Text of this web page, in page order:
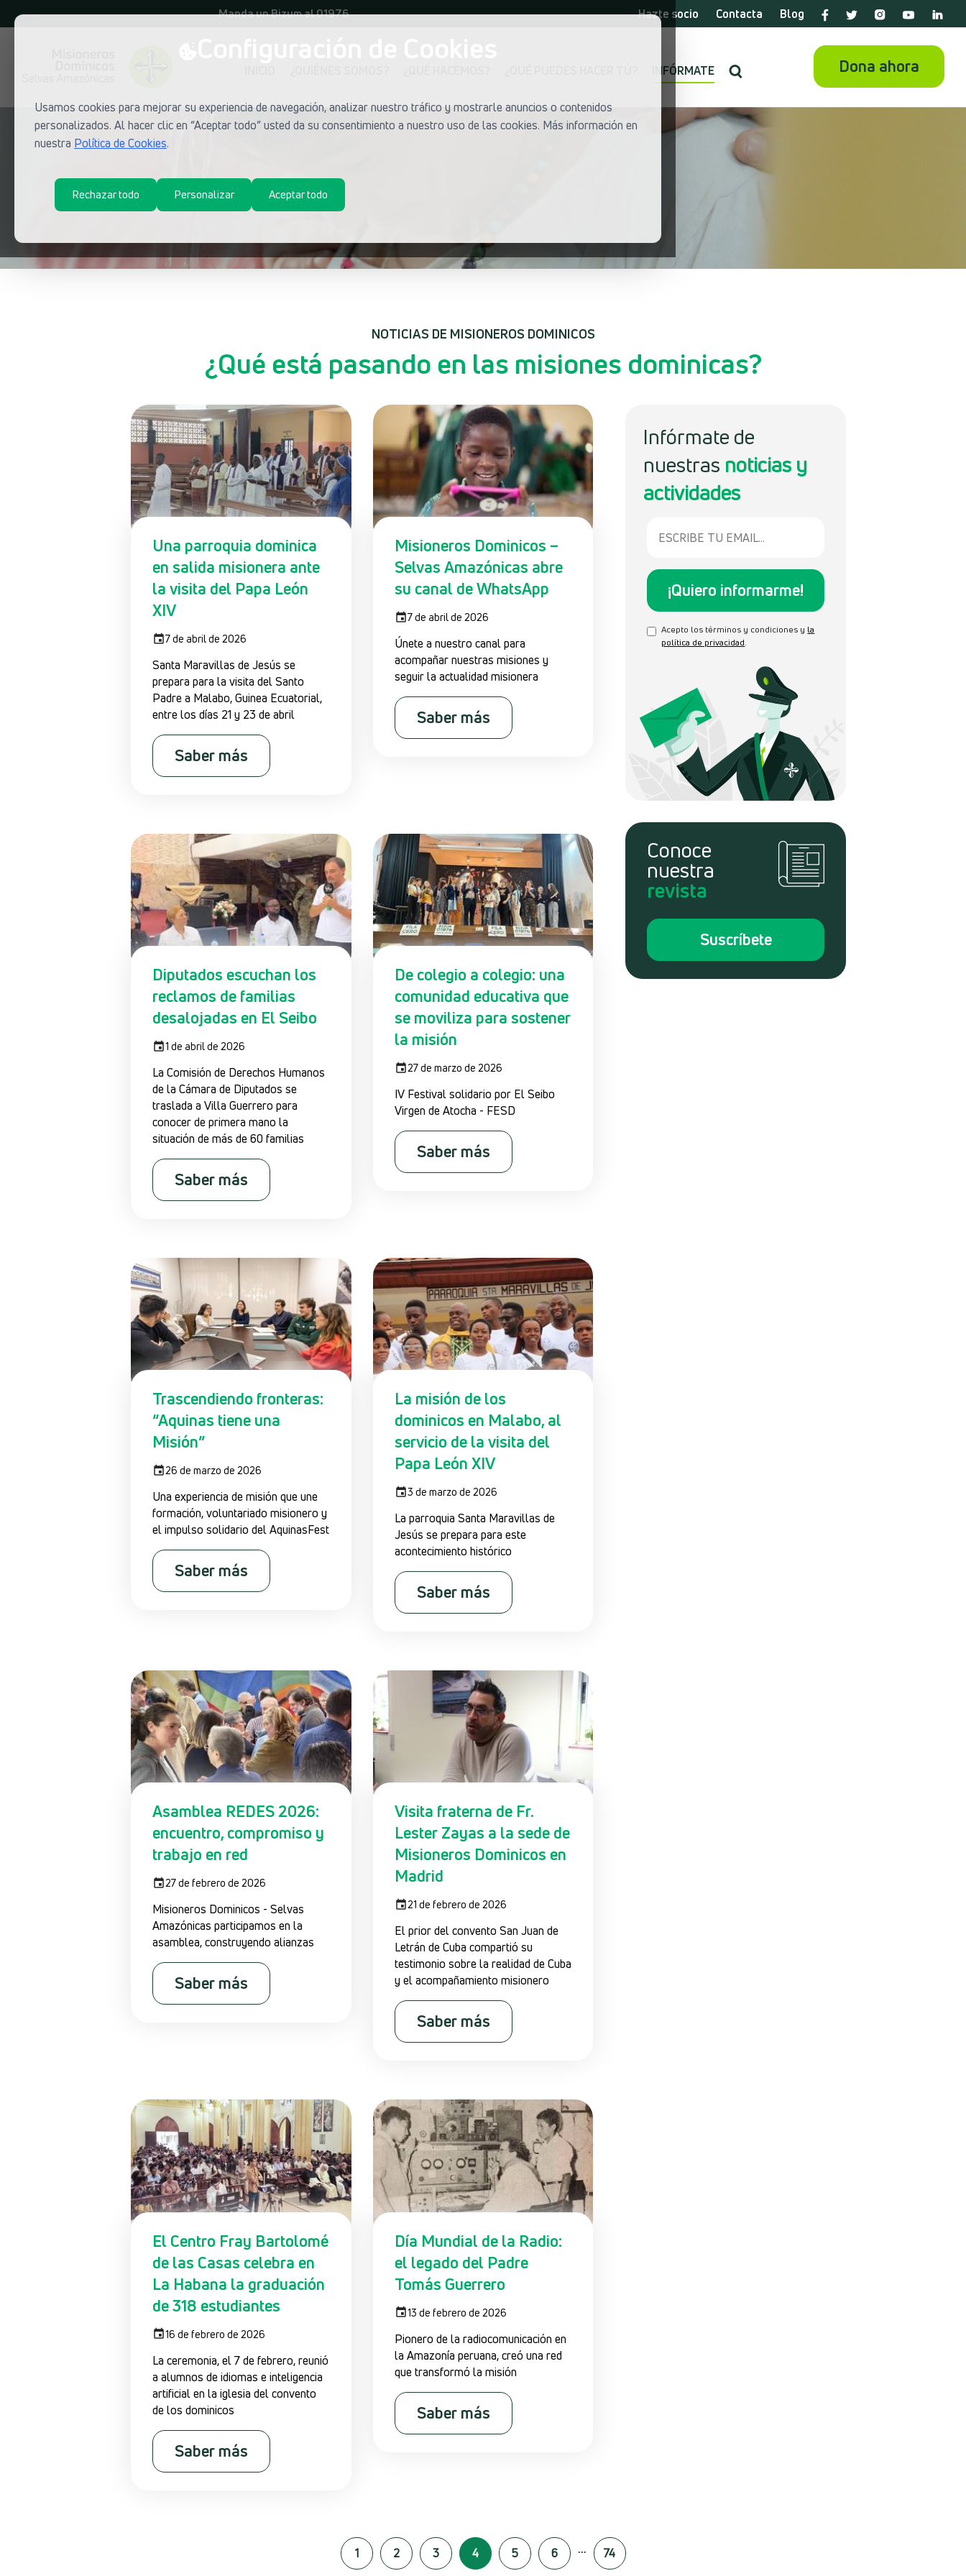
Usamos cookies para mejorar su experiencia de navegación, analizar nuestro tráfico y mostrarle anuncios o contenidos
personalizados. Al hacer clic en “Aceptar todo” usted da su consentimiento a nuestro uso de las cookies. Más información en
nuestra Política de Cookies.
Rechazar todo Personalizar Aceptar todo
Manda un Bizum al 01976 Hazte socio Contacta Blog
INFÓRMATE Dona ahora
NOTICIAS DE MISIONEROS DOMINICOS
¿Qué está pasando en las misiones dominicas?
Una parroquia dominica
en salida misionera ante
la visita del Papa León
XIV
7 de abril de 2026
Santa Maravillas de Jesús se
prepara para la visita del Santo
Padre a Malabo, Guinea Ecuatorial,
entre los días 21 y 23 de abril
Saber más
Misioneros Dominicos –
Selvas Amazónicas abre
su canal de WhatsApp
7 de abril de 2026
Únete a nuestro canal para
acompañar nuestras misiones y
seguir la actualidad misionera
Saber más
Diputados escuchan los
reclamos de familias
desalojadas en El Seibo
1 de abril de 2026
La Comisión de Derechos Humanos
de la Cámara de Diputados se
traslada a Villa Guerrero para
conocer de primera mano la
situación de más de 60 familias
Saber más
De colegio a colegio: una
comunidad educativa que
se moviliza para sostener
la misión
27 de marzo de 2026
IV Festival solidario por El Seibo
Virgen de Atocha - FESD
Saber más
Trascendiendo fronteras:
“Aquinas tiene una
Misión”
26 de marzo de 2026
Una experiencia de misión que une
formación, voluntariado misionero y
el impulso solidario del AquinasFest
Saber más
La misión de los
dominicos en Malabo, al
servicio de la visita del
Papa León XIV
3 de marzo de 2026
La parroquia Santa Maravillas de
Jesús se prepara para este
acontecimiento histórico
Saber más
Asamblea REDES 2026:
encuentro, compromiso y
trabajo en red
27 de febrero de 2026
Misioneros Dominicos - Selvas
Amazónicas participamos en la
asamblea, construyendo alianzas
Saber más
Visita fraterna de Fr.
Lester Zayas a la sede de
Misioneros Dominicos en
Madrid
21 de febrero de 2026
El prior del convento San Juan de
Letrán de Cuba compartió su
testimonio sobre la realidad de Cuba
y el acompañamiento misionero
Saber más
El Centro Fray Bartolomé
de las Casas celebra en
La Habana la graduación
de 318 estudiantes
16 de febrero de 2026
La ceremonia, el 7 de febrero, reunió
a alumnos de idiomas e inteligencia
artificial en la iglesia del convento
de los dominicos
Saber más
Día Mundial de la Radio:
el legado del Padre
Tomás Guerrero
13 de febrero de 2026
Pionero de la radiocomunicación en
la Amazonía peruana, creó una red
que transformó la misión
Saber más
Infórmate de
nuestras noticias y
actividades
Acepto los términos y condiciones y la
política de privacidad.
Conoce
nuestra
revista
Suscríbete
1 2 3 4 5 6 ... 74